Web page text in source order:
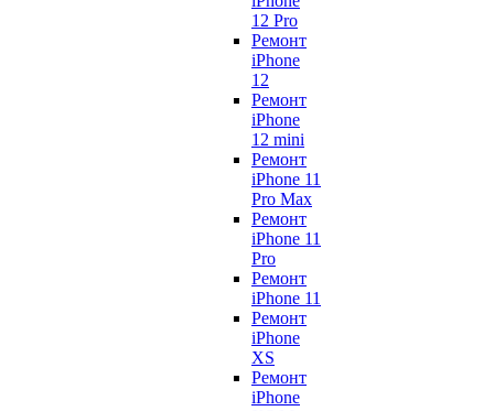
12 Pro
Ремонт
iPhone
12
Ремонт
iPhone
12 mini
Ремонт
iPhone 11
Pro Max
Ремонт
iPhone 11
Pro
Ремонт
iPhone 11
Ремонт
iPhone
XS
Ремонт
iPhone